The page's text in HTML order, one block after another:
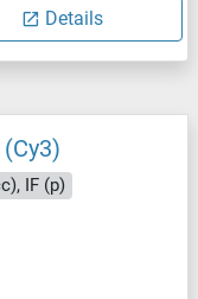
Details
IF (p)